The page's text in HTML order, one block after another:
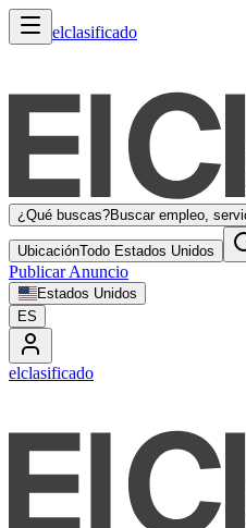
elclasificado
¿Qué buscas?Buscar empleo,
UbicaciónTodo Estados Unidos
Publicar Anuncio
Estados Unidos
ES
elclasificado